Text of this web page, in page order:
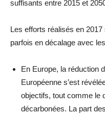
suffisants entre 2015 et
Les efforts réalisés en
parfois en décalage avec
En Europe, la réduction
Européenne s’est
objectifs, tout comme le
décarbonées. La part